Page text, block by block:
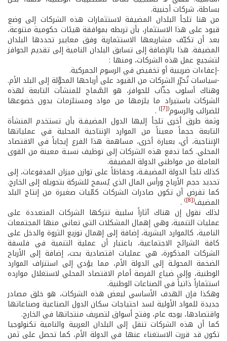
بساطة، شركات أجنبية.
من هنا تلجأ البلدان المضيفة لاستثمارات هذه الشركات إلى وضع
قيود على هذا الاستثمار، بأن تربطه بموافقة هيئات حكومية متنوعة،
بعد أن تكيّف مشاريعها الاستثمارية وفق معايير تحددها البلدان
المضيفة. هذا بالإضافة إلى تسابق البلدان النامية إلى تقديم الحوافز
لتشجيع عمل هذه الشركات، ومنها :
-إعفاءات ضريبية أو تخفيض في الرسوم الجمركية.
-سياسات تُحرِّر الشركات من القيود على أرباحها المحوَّلة إلى البلد الأم.
وهناك أسلوب جذّاب للحوافز، هو السَّماح للمنشآت التابعة لهذه
الشركات باستيراد ما يلزمها من مواد ومستلزمات بدون خضوعها
للضرائب والرسوم(
[7]
)
.
وثمة طرق أخرى تلجأ إليها الدول المضيفـة بأن تستخدم المنشأة
التابعة حجماً معيناً من الموارد الإنتاجية المحلية في عملياتها
الإنتاجية، أي، بعبارة أخرى، مساهمة هذا الفرع إيجاباً في الاقتصاد
المحلي. كما تدفع هذه الشركات إلى توظيف نسبـة معينة من القوى
العاملة من مواطني الدولة المضيفة.
كذلك تلجأ الدولة المضيفـة، وحفاظاً على توازن ميزان المدفوعات، إلى
تحديد حجم الأرباح ورأس المال الذي يُسمح للشركة بتحويله إلى الخارج.
كما تفرض أن تكون صادرات الشركات كمّيات صغيرة من إنتاج البلد
المضيف(
[8]
)
.
لذلك نقول إن هناك آثاراً سلبية تتركها الشركات المتعددة على
عمليات التنمية، وهي إهمال المشكلات التي تعاني منها المجتمعات
النامية، كالموارد البشرية، إضافة إلى إهمال توزيع الثروة والدخل على
كافة الشرائح الاجتماعية، باعتبار أن عملية التنمية في فلسفة
الشركات المذكورة، هي عمليات اقتصادية بحت، إضافة إلى الأرباح
الضخمة المحولـة إلى الدولة الأم، مما يؤدي إلى استنزاف الموارد
الوطنية، وإلى ضياع الفرصة أمام الاقتصاد المحلي لاستغلال موارده
استثماراً ذاتياً في الصناعات الوطنية.
وهكذا فإن الهدف الأساسي لبعض هذه الشركات، هو خلق مصادر
جديدة للمواد الأولية لسد احتياجات سكان الدول الصناعية وصناعاتها
واقتصادها، بوجه عام، وفتح أسواق لتصريف منتجاتها في الخارج.
كما أن هذه الشركات تنقل إلى البلدان العربية والنامية تكنولوجيا
تكون قد قررت الاستغناء عنها في الدولة الأم، كما تحصل على ثمن